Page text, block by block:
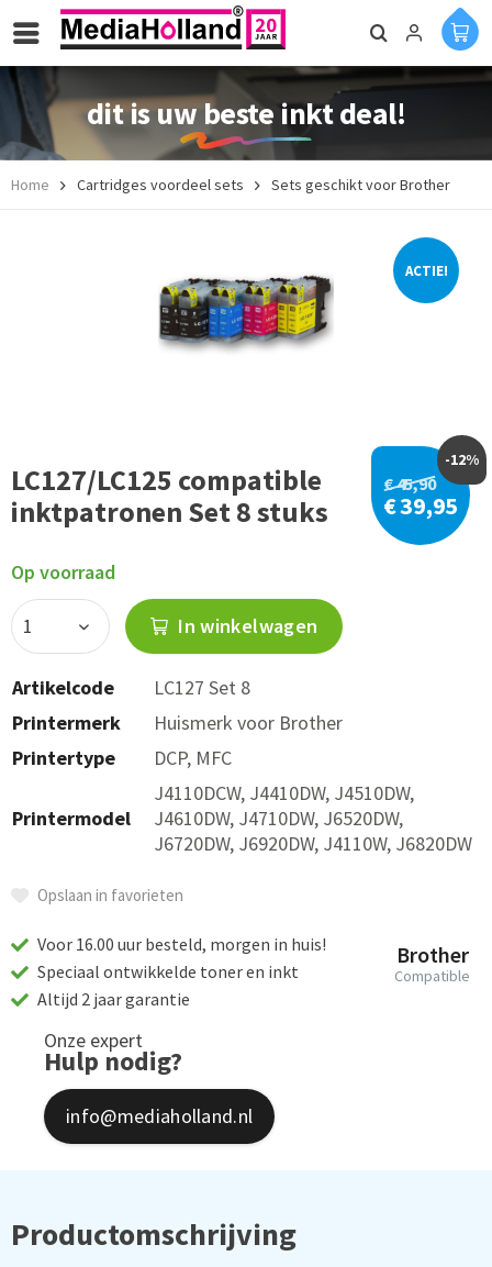
dit is uw beste inkt deal!
Home Cartridges voordeel sets Sets geschikt voor Brother
ACTIE!
LC127/LC125 compatible
inktpatronen Set 8 stuks
€ 45,90
-12%
€ 39,95
Op voorraad
In winkelwagen
Artikelcode
LC127 Set 8
Printermerk
Huismerk voor Brother
Printertype
DCP, MFC
Printermodel
J4110DCW, J4410DW, J4510DW,
J4610DW, J4710DW, J6520DW,
J6720DW, J6920DW, J4110W, J6820DW
Opslaan in favorieten
Brother
Compatible
Voor 16.00 uur besteld, morgen in huis!
Speciaal ontwikkelde toner en inkt
Altijd 2 jaar garantie
Onze expert
Hulp nodig?
info@mediaholland.nl
Productomschrijving